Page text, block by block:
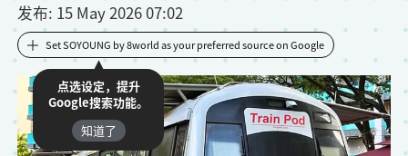
发布: 15 May 2026 07:02
Set SOYOUNG by 8world as your preferred source on Google
点选设定，提升
Google搜索功能。
知道了